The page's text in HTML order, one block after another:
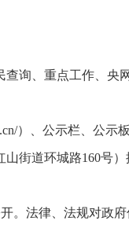
询、重点工作、央
）、公示栏、公
街道环城路160号）
。法律、法规对政